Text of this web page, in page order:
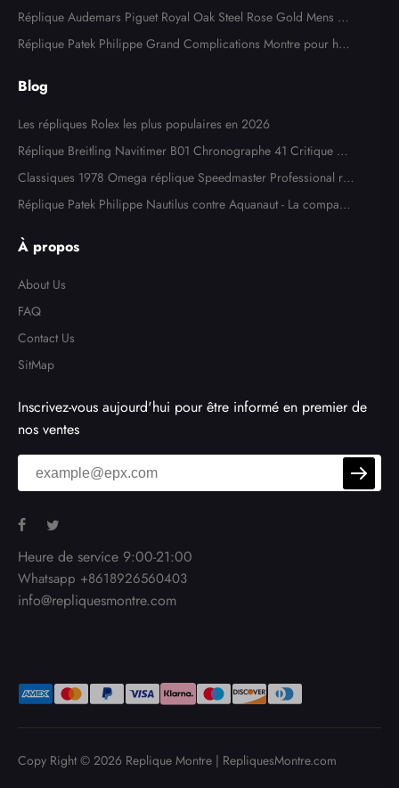
en acier or rose CAR205A
Réplique Audemars Piguet Royal Oak Steel Rose Gold Mens W
atch 15400SR
Réplique Patek Philippe Grand Complications Montre pour ho
Blog
Les répliques Rolex les plus populaires en 2026
Réplique Breitling Navitimer B01 Chronographe 41 Critique de
la montre
Classiques 1978 Omega réplique Speedmaster Professional ré
f. 145,022
Réplique Patek Philippe Nautilus contre Aquanaut - La comparai
À propos
About Us
FAQ
Contact Us
SitMap
Inscrivez-vous aujourd'hui pour être informé en premier de
nos ventes
Heure de service 9:00-21:00
Whatsapp +8618926560403
info@repliquesmontre.com
Copy Right © 2026 Replique Montre | RepliquesMontre.com